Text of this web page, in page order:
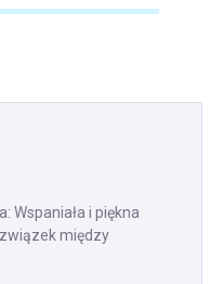
Wspaniała i piękna
między